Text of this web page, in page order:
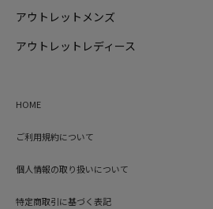
アウトレットメンズ
アウトレットレディース
HOME
ご利用規約について
個人情報の取り扱いについて
特定商取引に基づく表記